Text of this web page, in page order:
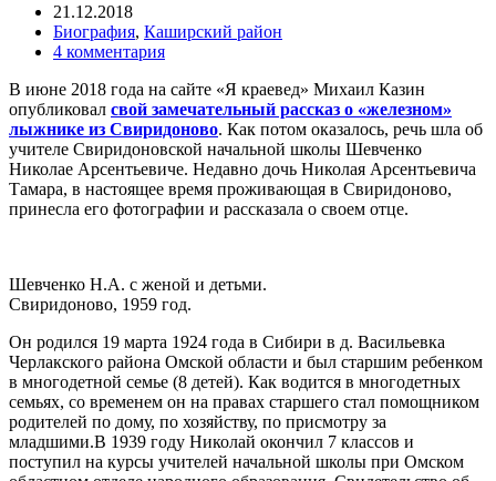
21.12.2018
Биография, Каширский район
4 комментария
В июне 2018 года на сайте «Я краевед» Михаил Казин
опубликовал свой замечательный рассказ о «железном»
лыжнике из Свиридоново. Как потом оказалось, речь шла об
учителе Свиридоновской начальной школы Шевченко
Николае Арсентьевиче. Недавно дочь Николая Арсентьевича
Тамара, в настоящее время проживающая в Свиридоново,
принесла его фотографии и рассказала о своем отце.
Шевченко Н.А. с женой и детьми.
Свиридоново, 1959 год.
Он родился 19 марта 1924 года в Сибири в д. Васильевка
Черлакского района Омской области и был старшим ребенком
в многодетной семье (8 детей). Как водится в многодетных
семьях, со временем он на правах старшего стал помощником
родителей по дому, по хозяйству, по присмотру за
младшими.В 1939 году Николай окончил 7 классов и
поступил на курсы учителей начальной школы при Омском